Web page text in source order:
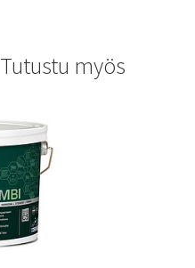
Tutustu myös